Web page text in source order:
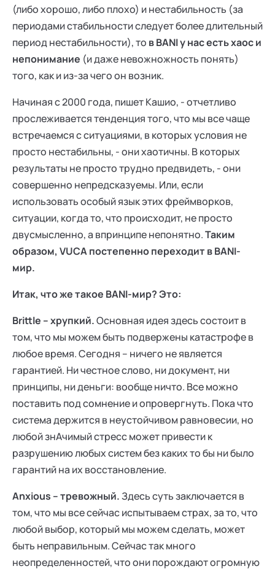
(либо хорошо, либо плохо) и нестабильность (за
периодами стабильности следует более длительный
период нестабильности), то в BANI у нас есть хаос и
непонимание (и даже невожножность понять)
того, как и из-за чего он возник.
Начиная с 2000 года, пишет Кашио, - отчетливо
прослеживается тенденция того, что мы все чаще
встречаемся с ситуациями, в которых условия не
просто нестабильны, - они хаотичны. В которых
результаты не просто трудно предвидеть, - они
совершенно непредсказуемы. Или, если
использовать особый язык этих фреймворков,
ситуации, когда то, что происходит, не просто
двусмысленно, а впринципе непонятно.Таким
образом, VUCA постепенно переходит в BANI-
мир.
Итак, что же такое BANI-мир? Это:
Brittle – хрупкий.Основная идея здесь состоит в
том, что мы можем быть подвержены катастрофе в
любое время. Сегодня – ничего не является
гарантией. Ни честное слово, ни документ, ни
принципы, ни деньги: вообще ничто. Все можно
поставить под сомнение и опровергнуть. Пока что
система держится в неустойчивом равновесии, но
любой знАчимый стресс может привести к
разрушению любых систем без каких то бы ни было
гарантий на их восстановление.
Anxious – тревожный.Здесь суть заключается в
том, что мы все сейчас испытываем страх, за то, что
любой выбор, который мы можем сделать, может
быть неправильным. Сейчас так много
неопределенностей, что они порождают огромную